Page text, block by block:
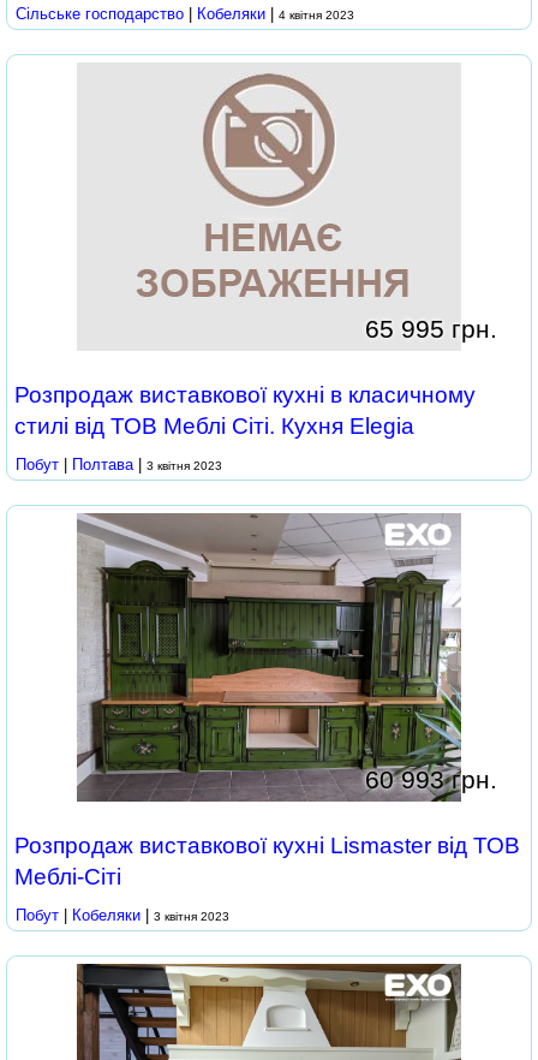
Сільське господарство | Кобеляки | 4 квітня 2023
65 995 грн.
Розпродаж виставкової кухні в класичному
стилі від ТОВ Меблі Сіті. Кухня Elegia
Побут | Полтава | 3 квітня 2023
60 993 грн.
Розпродаж виставкової кухні Lismaster від ТОВ
Меблі-Сіті
Побут | Кобеляки | 3 квітня 2023